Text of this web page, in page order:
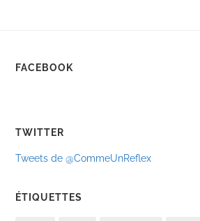
FACEBOOK
TWITTER
Tweets de @CommeUnReflex
ÉTIQUETTES